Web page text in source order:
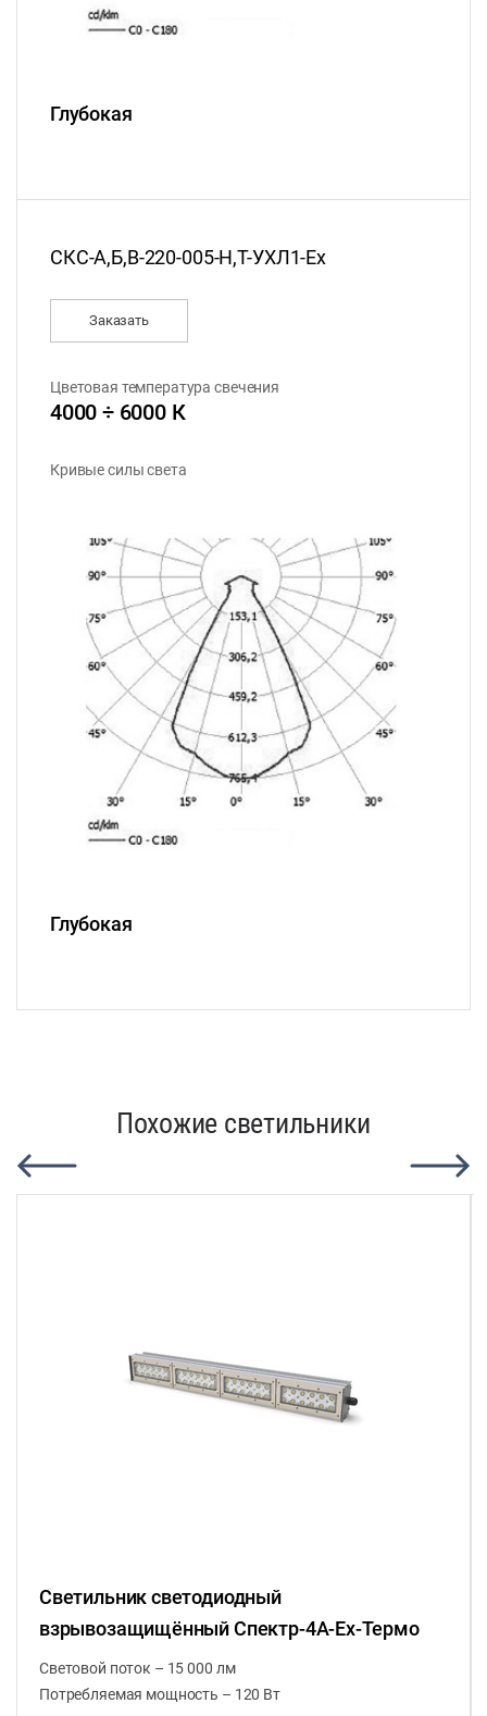
Глубокая
СКС-А,Б,В-220-005-Н,Т-УХЛ1-Ex
Заказать
Цветовая температура свечения
4000 ÷ 6000 К
Кривые силы света
Глубокая
Похожие светильники
Светильник светодиодный
взрывозащищённый Спектр-4А-Ex-Термо
Световой поток – 15 000 лм
Потребляемая мощность – 120 Вт